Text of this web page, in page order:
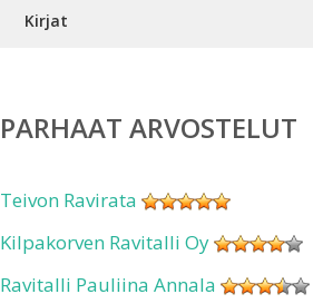
Kirjat
PARHAAT ARVOSTELUT
Teivon Ravirata
Kilpakorven Ravitalli Oy
Ravitalli Pauliina Annala